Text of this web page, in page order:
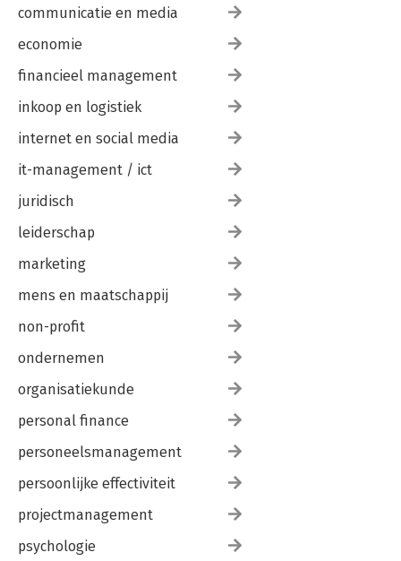
communicatie en media
economie
financieel management
inkoop en logistiek
internet en social media
it-management / ict
juridisch
leiderschap
marketing
mens en maatschappij
non-profit
ondernemen
organisatiekunde
personal finance
personeelsmanagement
persoonlijke effectiviteit
projectmanagement
psychologie